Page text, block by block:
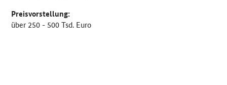
Preisvorstellung:
über 250 - 500 Tsd. Euro